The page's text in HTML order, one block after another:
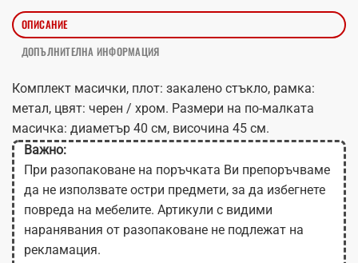
ОПИСАНИЕ
ДОПЪЛНИТЕЛНА ИНФОРМАЦИЯ
Комплект масички, плот: закалено стъкло, рамка:
метал, цвят: черен / хром. Размери на по-малката
масичка: диаметър 40 см, височина 45 см.
Важно:
При разопаковане на поръчката Ви препоръчваме
да не използвате остри предмети, за да избегнете
повреда на мебелите. Артикули с видими
наранявания от разопаковане не подлежат на
рекламация.